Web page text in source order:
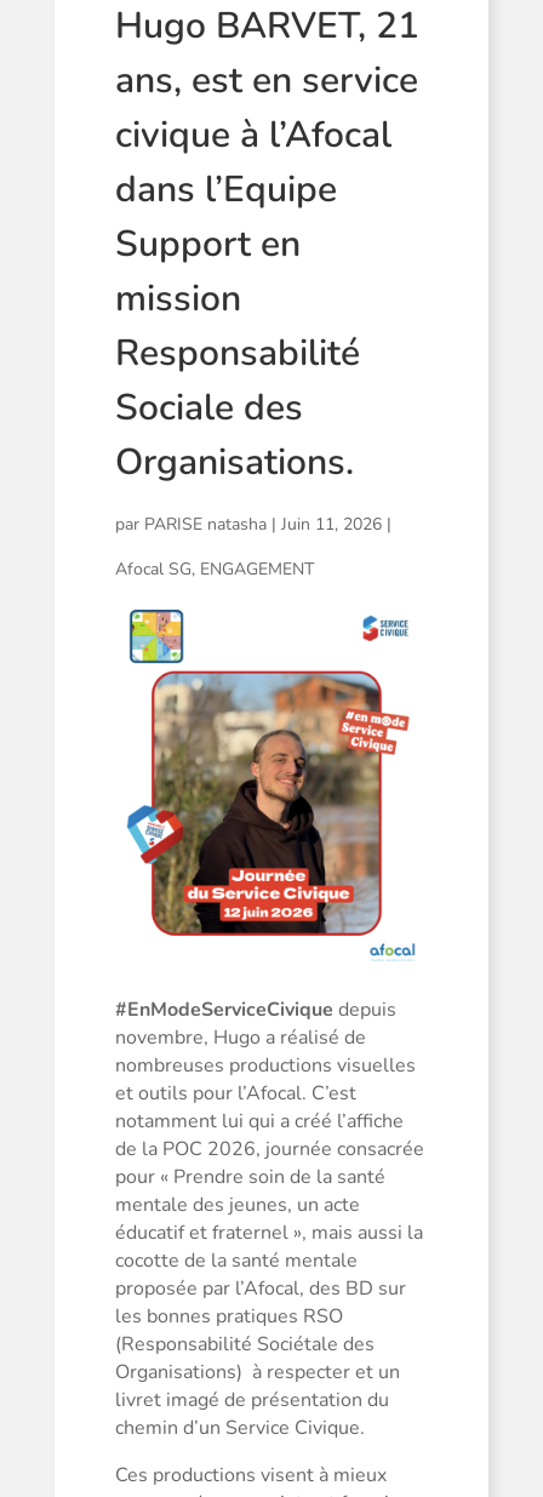
Hugo BARVET, 21
ans, est en service
civique à l’Afocal
dans l’Equipe
Support en
mission
Responsabilité
Sociale des
Organisations.
par PARISE natasha| Juin 11, 2026|
Afocal SG, ENGAGEMENT
#EnModeServiceCivique depuis
novembre, Hugo a réalisé de
nombreuses productions visuelles
et outils pour l’Afocal. C’est
notamment lui qui a créé l’affiche
de la POC 2026, journée consacrée
pour « Prendre soin de la santé
mentale des jeunes, un acte
éducatif et fraternel », mais aussi la
cocotte de la santé mentale
proposée par l’Afocal, des BD sur
les bonnes pratiques RSO
(Responsabilité Sociétale des
Organisations) à respecter et un
livret imagé de présentation du
chemin d’un Service Civique.
Ces productions visent à mieux